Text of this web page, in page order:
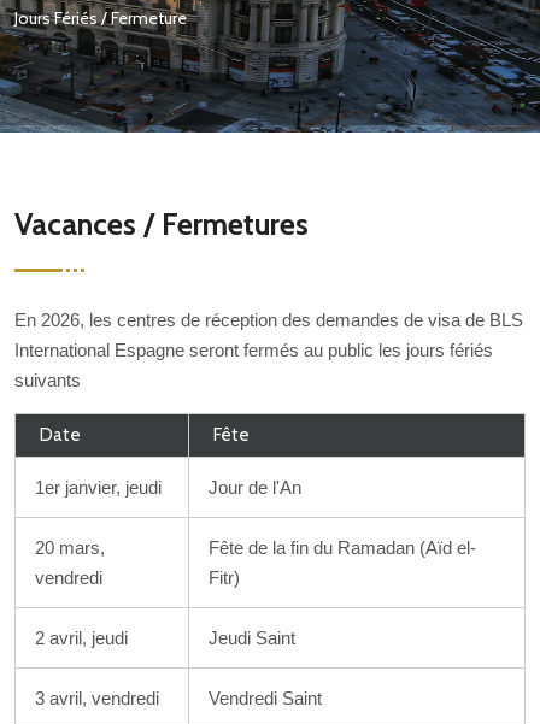
Jours Fériés / Fermeture
Vacances / Fermetures
En 2026, les centres de réception des demandes de visa de BLS
International Espagne seront fermés au public les jours fériés
suivants
Date Fête
1er janvier, jeudi Jour de l'An
20 mars,
vendredi
Fête de la fin du Ramadan (Aïd el-
Fitr)
2 avril, jeudi Jeudi Saint
3 avril, vendredi Vendredi Saint